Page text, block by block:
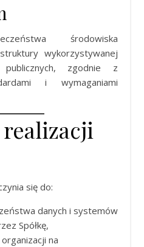
środowiska
wykorzystywanej
zgodnie z
i wymaganiami
się do:
danych i systemów
Spółkę,
na